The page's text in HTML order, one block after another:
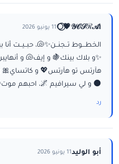
ا𝒴𝒪𝒮ℛ𝒜💗⃝🌕 11 يونيو 2026
الخطـــوط تــجنــن✨🐚، حبــيــت
✨و بلاك بينك🍇 و إيف🐚 و
هآرتس تو هآرتس💖 و كاتساي🎀
🌑 و لي سيرافيم 🌌، احبهم
رد
أبو الوليد11 يونيو 2026